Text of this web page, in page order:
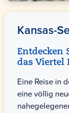
Kansas-
Entdecken
das Viertel
Eine Reise in
eine völlig